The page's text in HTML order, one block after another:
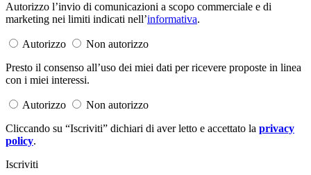
Autorizzo l’invio di comunicazioni a scopo commerciale e di
marketing nei limiti indicati nell’informativa.
Autorizzo
Non autorizzo
Presto il consenso all’uso dei miei dati per ricevere proposte in linea
con i miei interessi.
Autorizzo
Non autorizzo
Cliccando su “Iscriviti” dichiari di aver letto e accettato la privacy
policy.
Iscriviti